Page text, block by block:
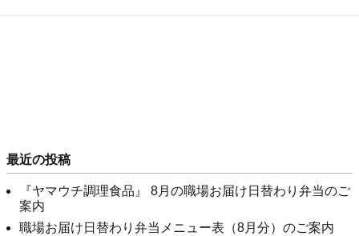
最近の投稿
『ヤマウチ調理食品』 8月の職場お届け日替わり弁当のご
案内
職場お届け日替わり弁当メニュー表（8月分）のご案内